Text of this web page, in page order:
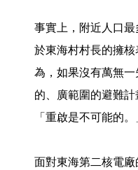
事實上，附近人口
於東海村村長的擁
為，如果沒有萬無
的、廣範圍的避難
「重啟是不可能的。
面對東海第二核電